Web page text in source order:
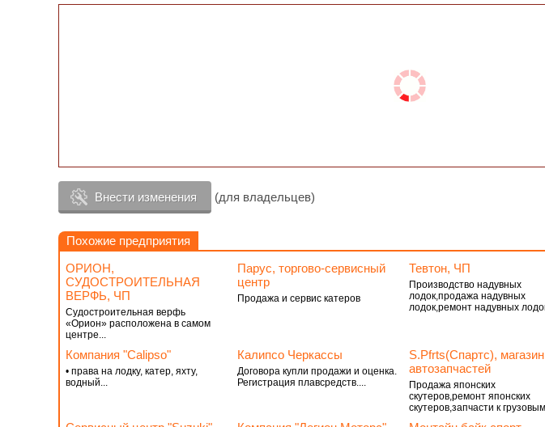
Внести изменения (для владельцев)
Похожие предприятия
ОРИОН,
СУДОСТРОИТЕЛЬНАЯ
ВЕРФЬ, ЧП
Судостроительная верфь
«Орион» расположена в самом
центре...
Парус, торгово-сервисный
центр
Продажа и сервис катеров
Тевтон, ЧП
Производство надувных
лодок,продажа надувных
лодок,ремонт надувных
Компания "Calipso"
• права на лодку, катер, яхту,
водный...
Калипсо Черкассы
Договора купли продажи и оценка.
Регистрация плавсредств....
S.Pfrts(Спартс), магазин
автозапчастей
Продажа японских
скутеров,ремонт японских
скутеров,запчасти к